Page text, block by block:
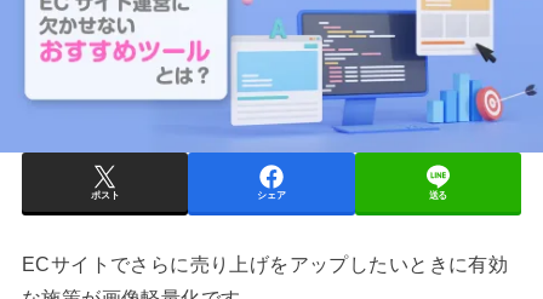
ポスト シェア 送る
ECサイトでさらに売り上げをアップしたいときに有効